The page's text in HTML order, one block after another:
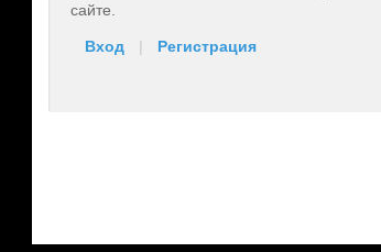
сайте.
Вход | Регистрация